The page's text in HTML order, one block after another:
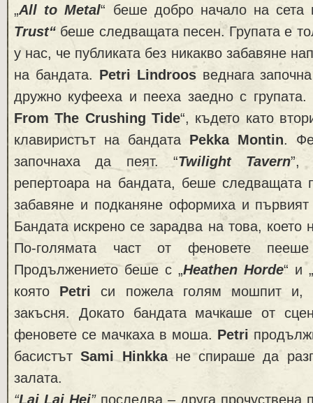
„All to Metal“ беше добро начало на
Trust“ беше следващата песен. Групата е
у нас, че публиката без никакво забавяне
на бандата. Petri Lindroos веднага
дружно куфееха и пееха заедно с
From The Crushing Tide“, където като
клавиристът на бандата Pekka Montin.
започнаха да пеят. “Twilight Tavern”,
репертоара на бандата, беше следващата
забавяне и подканяне оформиха и
Бандата искрено се зарадва на това, което
По-голямата част от феновете
Продължението беше с „Heathen Horde“ и „
която Petri си пожела голям мошпит и,
закъсня. Докато бандата мачкаше от
феновете се мачкаха в моша. Petri
басистътSami Hinkkaне спираше да
залата.
“Lai Lai Hei”последва – друга прочуствена